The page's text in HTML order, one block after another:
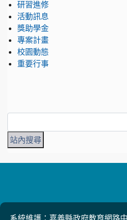
研習進修
活動訊息
獎助學金
專案計畫
校園動態
重要行事
系統維護：嘉義縣政府教育網路